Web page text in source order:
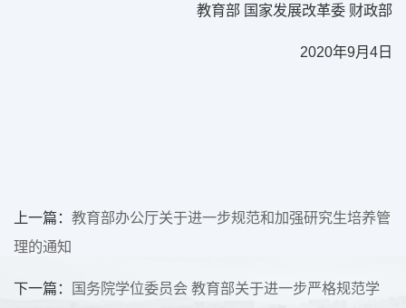
教育部 国家发展改革委 财政部
2020年9月 4 日
上一篇： 教育部办公厅关于进一步规范和加强研究生培养管
理的通知
下一篇：
国务院学位委员会 教育部关于进一步严格规范学